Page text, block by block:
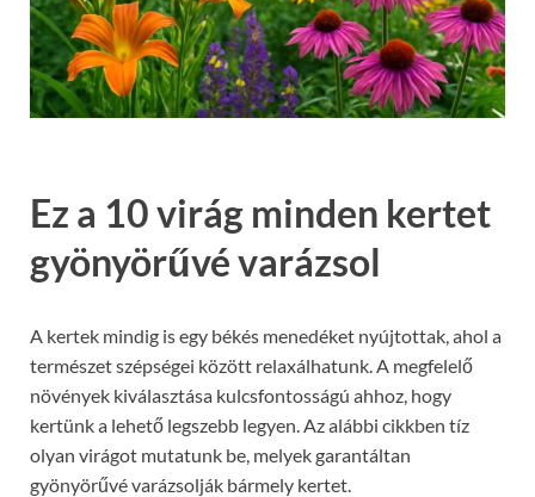
Ez a 10 virág minden kertet
gyönyörűvé varázsol
A kertek mindig is egy békés menedéket nyújtottak, ahol a
természet szépségei között relaxálhatunk. A megfelelő
növények kiválasztása kulcsfontosságú ahhoz, hogy
kertünk a lehető legszebb legyen. Az alábbi cikkben tíz
olyan virágot mutatunk be, melyek garantáltan
gyönyörűvé varázsolják bármely kertet.